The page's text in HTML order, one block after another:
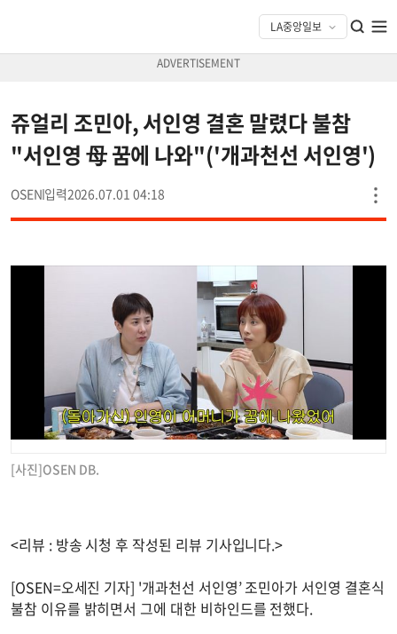
쥬얼리 조민아, 서인영 결혼 말렸다 불참
"서인영 母 꿈에 나와"('개과천선 서인영')
OSEN 2026.07.01 04:18
[사진]OSEN DB.
<리뷰 : 방송 시청 후 작성된 리뷰 기사입니다.>
[OSEN=오세진 기자] '개과천선 서인영’ 조민아가 서인영 결혼식
불참 이유를 밝히면서 그에 대한 비하인드를 전했다.